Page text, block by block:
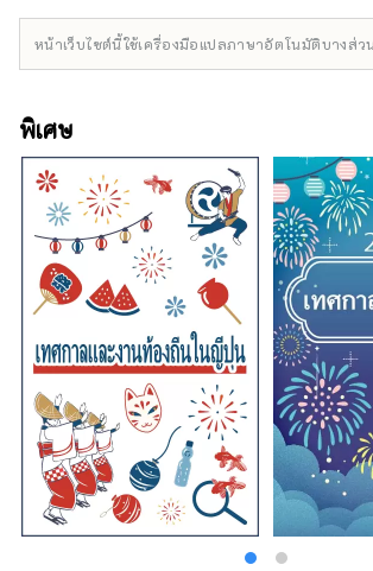
ประสบการณ์การเข้าพักที่ได้รับ
เมื่อกล่าวกันว่าวัฒนธรรมตะวัน
เป็นครั้งแรก และเสาอากาศญี่ปุ่
ญี่ปุ่นและงานหัตถกรรมดั้งเดิม
หน้าเว็บไซต์นี้ใช้เครื่องมือแปลภาษาอัตโนมัติบางส่ว
พิเศษ